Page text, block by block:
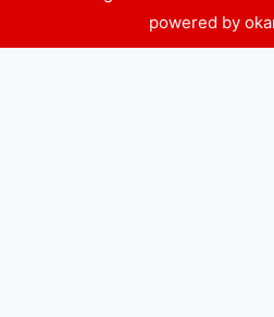
powered by